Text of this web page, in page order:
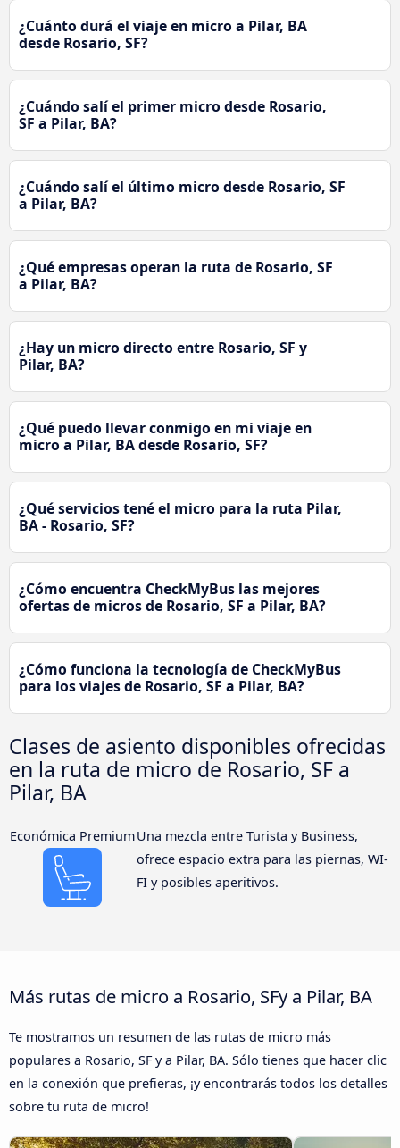
¿Cuánto durá el viaje en micro a Pilar, BA
desde Rosario, SF?
¿Cuándo salí el primer micro desde Rosario,
SF a Pilar, BA?
¿Cuándo salí el último micro desde Rosario, SF
a Pilar, BA?
¿Qué empresas operan la ruta de Rosario, SF
a Pilar, BA?
¿Hay un micro directo entre Rosario, SF y
Pilar, BA?
¿Qué puedo llevar conmigo en mi viaje en
micro a Pilar, BA desde Rosario, SF?
¿Qué servicios tené el micro para la ruta Pilar,
BA - Rosario, SF?
¿Cómo encuentra CheckMyBus las mejores
ofertas de micros de Rosario, SF a Pilar, BA?
¿Cómo funciona la tecnología de CheckMyBus
para los viajes de Rosario, SF a Pilar, BA?
Clases de asiento disponibles ofrecidas
en la ruta de micro de Rosario, SF a
Pilar, BA
Económica PremiumUna mezcla entre Turista y Business,
ofrece espacio extra para las piernas, WI-
FI y posibles aperitivos.
Más rutas de micro a Rosario, SFy a Pilar, BA
Te mostramos un resumen de las rutas de micro más
populares a Rosario, SF y a Pilar, BA. Sólo tienes que hacer clic
en la conexión que prefieras, ¡y encontrarás todos los detalles
sobre tu ruta de micro!